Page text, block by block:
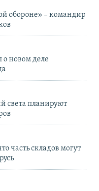
обороне» – командир
о новом деле
света планируют
часть складов могут